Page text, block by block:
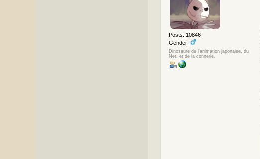
Posts: 10846
Gender:
Dinosaure de l'animation japonaise, du
Net, et de la connerie.